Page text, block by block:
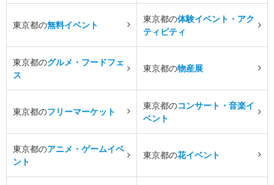
東京都の無料イベント
東京都の体験イベント・アク
ティビティ
東京都のグルメ・フードフェ
ス
東京都の物産展
東京都のフリーマーケット
東京都のコンサート・音楽イ
ベント
東京都のアニメ・ゲームイベ
ント
東京都の花イベント